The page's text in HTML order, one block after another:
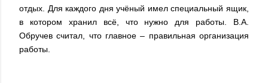
отдых. Для каждого дня учёный имел специальный ящик,
в котором хранил всё, что нужно для работы. В.А.
Обручев считал, что главное – правильная организация
работы.